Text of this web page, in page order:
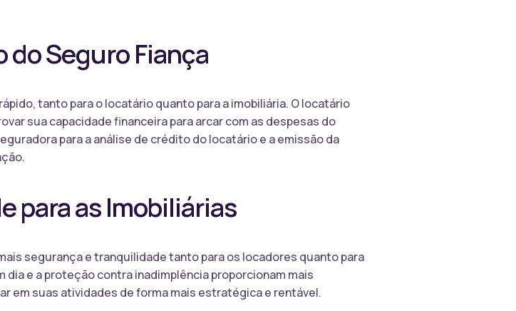
Seguro Fiança
tanto para o locatário quanto para a imobiliária. O locatário
sua capacidade financeira para arcar com as despesas do
para a análise de crédito do locatário e a emissão da
para as Imobiliárias
segurança e tranquilidade tanto para os locadores quanto para
e a proteção contra inadimplência proporcionam mais
em suas atividades de forma mais estratégica e rentável.